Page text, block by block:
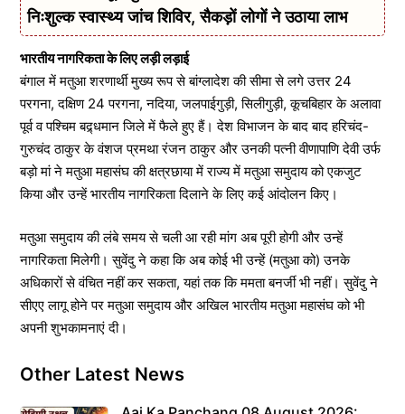
निःशुल्क स्वास्थ्य जांच शिविर, सैकड़ों लोगों ने उठाया लाभ
भारतीय नागरिकता के लिए लड़ी लड़ाई
बंगाल में मतुआ शरणार्थी मुख्य रूप से बांग्लादेश की सीमा से लगे उत्तर 24
परगना, दक्षिण 24 परगना, नदिया, जलपाईगुड़ी, सिलीगुड़ी, कूचबिहार के अलावा
पूर्व व पश्चिम बद्र्धमान जिले में फैले हुए हैं। देश विभाजन के बाद बाद हरिचंद-
गुरुचंद ठाकुर के वंशज प्रमथा रंजन ठाकुर और उनकी पत्नी वीणापाणि देवी उर्फ
बड़ो मां ने मतुआ महासंघ की क्षत्रछाया में राज्य में मतुआ समुदाय को एकजुट
किया और उन्हें भारतीय नागरिकता दिलाने के लिए कई आंदोलन किए।
मतुआ समुदाय की लंबे समय से चली आ रही मांग अब पूरी होगी और उन्हें
नागरिकता मिलेगी। सुवेंदु ने कहा कि अब कोई भी उन्हें (मतुआ को) उनके
अधिकारों से वंचित नहीं कर सकता, यहां तक कि ममता बनर्जी भी नहीं। सुवेंदु ने
सीएए लागू होने पर मतुआ समुदाय और अखिल भारतीय मतुआ महासंघ को भी
अपनी शुभकामनाएं दी।
Other Latest News